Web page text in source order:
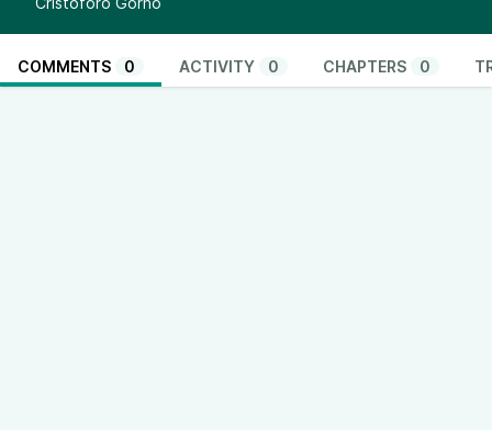
COMMENTS 0 ACTIVITY 0 CHAPTERS 0